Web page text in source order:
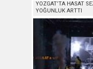
YOZGAT’TA HASAT
YOĞUNLUK ARTTI